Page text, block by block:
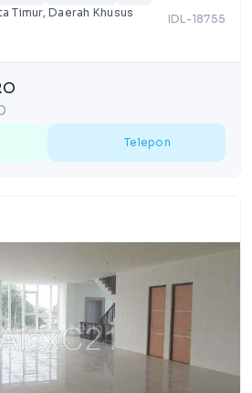
Timur, Daerah Khusus
IDL-18755
Telepon